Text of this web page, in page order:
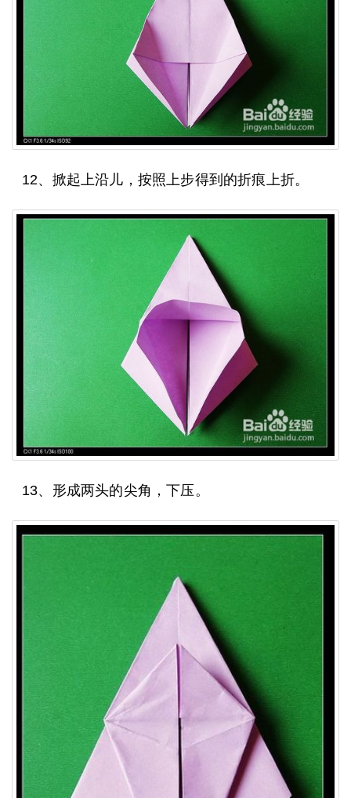
12、掀起上沿儿，按照上步得到的折痕上折。
13、形成两头的尖角，下压。